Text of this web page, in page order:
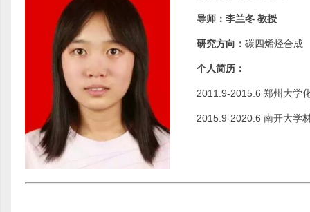
导师：李兰冬 教授
研究方向： 碳四烯烃合成
个人简历：
2011.9-2015.6 郑州大学
2015.9-2020.6 南开大学